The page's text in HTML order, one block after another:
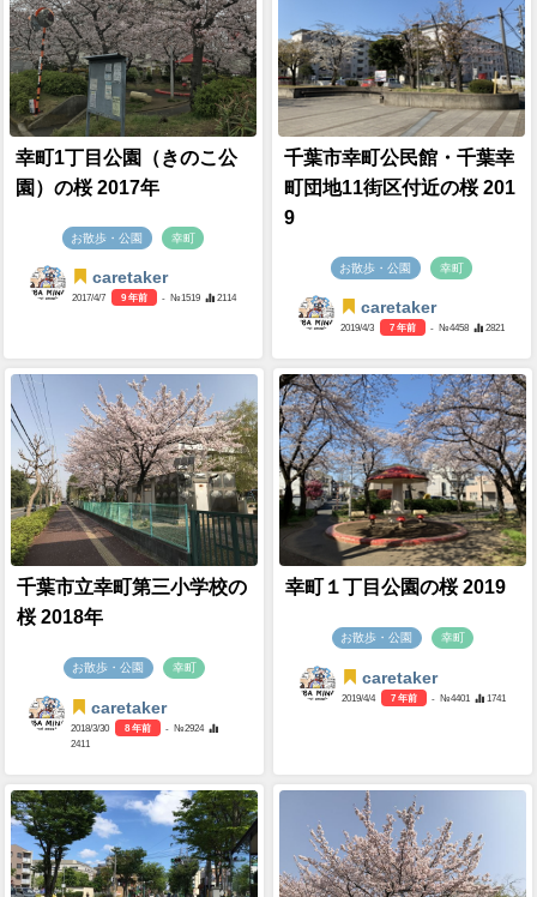
幸町1丁目公園（きのこ公
園）の桜 2017年
お散歩・公園 幸町
caretaker
2017/4/7 9 年前 - №1519 2114
千葉市幸町公民館・千葉幸
町団地11街区付近の桜 201
9
お散歩・公園 幸町
caretaker
2019/4/3 7 年前 - №4458 2821
千葉市立幸町第三小学校の
桜 2018年
お散歩・公園 幸町
caretaker
2018/3/30 8 年前
- №2924
2411
幸町１丁目公園の桜 2019
お散歩・公園 幸町
caretaker
2019/4/4 7 年前 - №4401 1741